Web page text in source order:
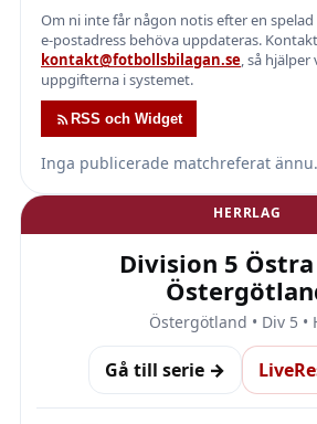
Om ni inte får någon notis efter en
e-postadress behöva uppdateras.
kontakt@fotbollsbilagan.se, så
uppgifterna i systemet.
RSS och Widget
Inga publicerade matchreferat ännu.
HERRLAG
Division 5
Östergötland • Div 5 •
Gå till serie →